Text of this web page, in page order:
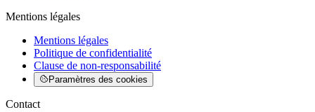
Mentions légales
Mentions légales
Politique de confidentialité
Clause de non-responsabilité
Paramètres des cookies
Contact